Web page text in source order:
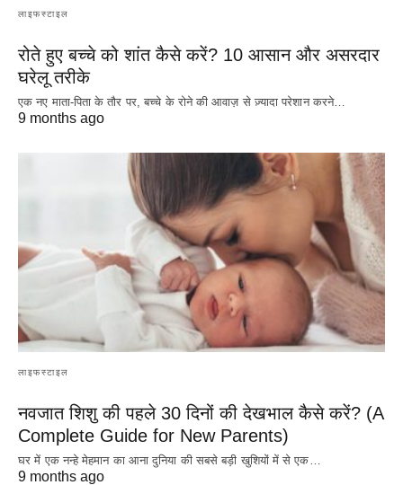
लाइफस्टाइल
रोते हुए बच्चे को शांत कैसे करें? 10 आसान और असरदार
घरेलू तरीके
एक नए माता-पिता के तौर पर, बच्चे के रोने की आवाज़ से ज़्यादा परेशान करने…
9 months ago
लाइफस्टाइल
नवजात शिशु की पहले 30 दिनों की देखभाल कैसे करें? (A
Complete Guide for New Parents)
घर में एक नन्हे मेहमान का आना दुनिया की सबसे बड़ी खुशियों में से एक…
9 months ago